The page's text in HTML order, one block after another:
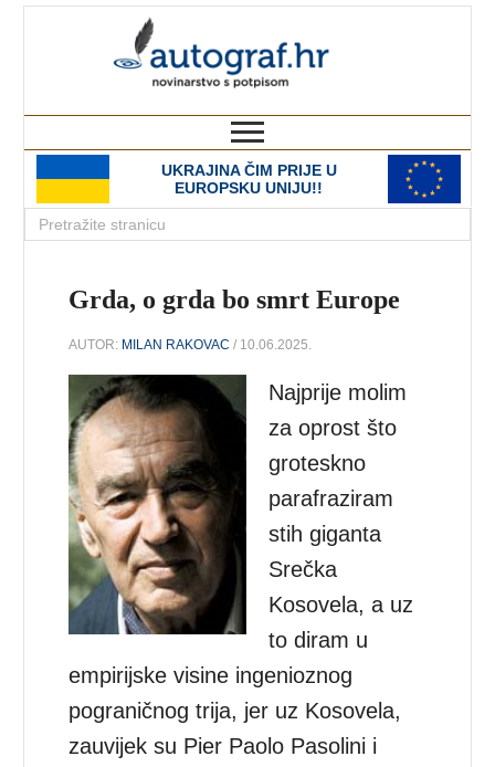
UKRAJINA ČIM PRIJE U
EUROPSKU UNIJU!!
Grda, o grda bo smrt Europe
AUTOR: MILAN RAKOVAC / 10.06.2025.
Najprije molim
za oprost što
groteskno
parafraziram
stih giganta
Srečka
Kosovela, a uz
to diram u
empirijske visine ingenioznog
pograničnog trija, jer uz Kosovela,
zauvijek su Pier Paolo Pasolini i